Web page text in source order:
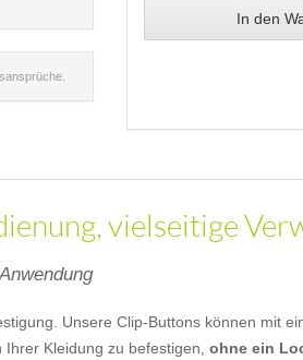
In den
vielseitige
Unsere Clip-Buttons können mit
Kleidung zu befestigen, ohne ein